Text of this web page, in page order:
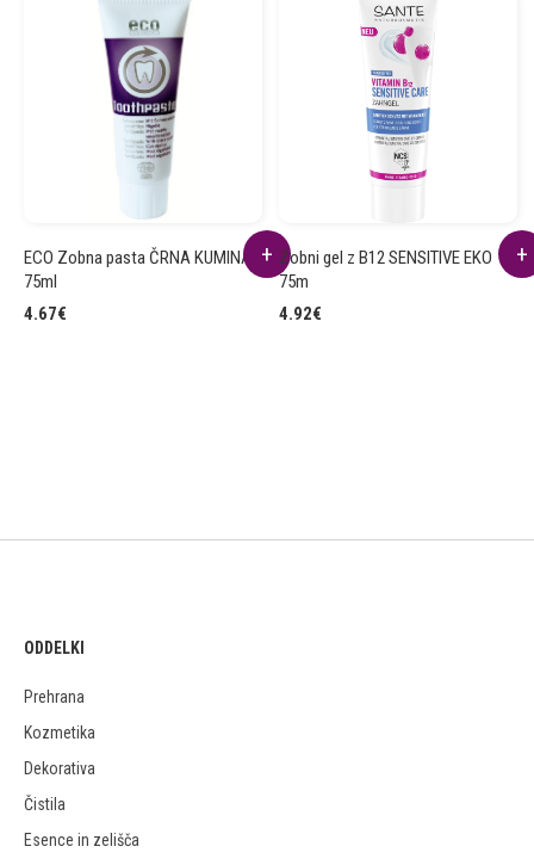
ECO Zobna pasta ČRNA KUMINA
75ml
4.67€
Zobni gel z B12 SENSITIVE EKO
75m
4.92€
ODDELKI
Prehrana
Kozmetika
Dekorativa
Čistila
Esence in zelišča